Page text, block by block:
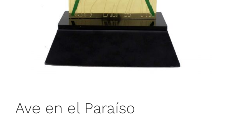
Ave en el Paraíso